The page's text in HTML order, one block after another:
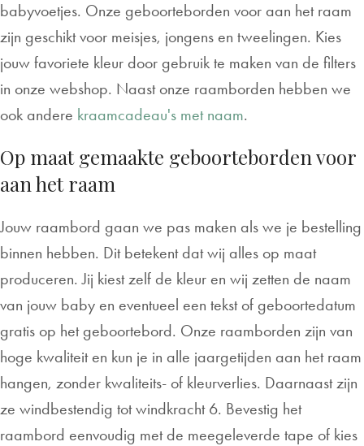
babyvoetjes. Onze geboorteborden voor aan het raam
zijn geschikt voor meisjes, jongens en tweelingen. Kies
jouw favoriete kleur door gebruik te maken van de filters
in onze webshop. Naast onze raamborden hebben we
ook andere kraamcadeau's met naam.
Op maat gemaakte geboorteborden voor
aan het raam
Jouw raambord gaan we pas maken als we je bestelling
binnen hebben. Dit betekent dat wij alles op maat
produceren. Jij kiest zelf de kleur en wij zetten de naam
van jouw baby en eventueel een tekst of geboortedatum
gratis op het geboortebord. Onze raamborden zijn van
hoge kwaliteit en kun je in alle jaargetijden aan het raam
hangen, zonder kwaliteits- of kleurverlies. Daarnaast zijn
ze windbestendig tot windkracht 6. Bevestig het
raambord eenvoudig met de meegeleverde tape of kies